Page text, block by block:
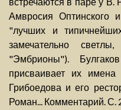
Амвросия Оптинского
"лучших и
замечательно
"Эмбрионы").
присваивает их
Грибоедова и его
Роман... Комментарий. С.